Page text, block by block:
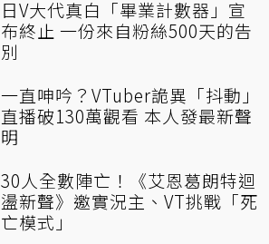
日V大代真白「畢業計數器」宣
布終止 一份來自粉絲500天的告
別
一直呻吟？VTuber詭異「抖動」
直播破130萬觀看 本人發最新聲
明
30人全數陣亡！《艾恩葛朗特迴
盪新聲》邀實況主、VT挑戰「死
亡模式」